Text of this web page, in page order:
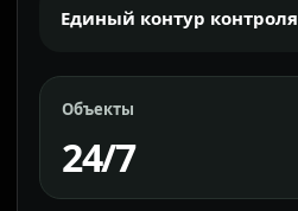
Единый контур контроля
Объекты
24/7